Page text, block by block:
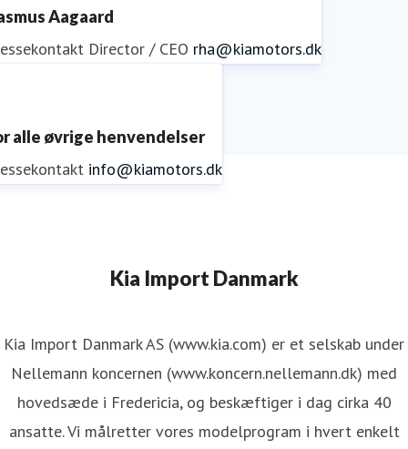
Aagaard
Director / CEO rha@kiamotors.dk
alle øvrige henvendelser
info@kiamotors.dk
Kia Import Danmark
Kia Import Danmark AS (www.kia.com) er et selskab under
Nellemann koncernen (www.koncern.nellemann.dk) med
hovedsæde i Fredericia, og beskæftiger i dag cirka 40
ansatte. Vi målretter vores modelprogram i hvert enkelt